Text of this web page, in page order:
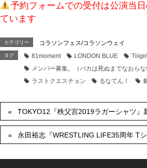
予約フォームでの受付は公演当
ています
カテゴリー コラソンフェス/コラソンウェイ
タグ 81moment LONDON BLUE Tiiigirl
メンバー募集。（バカは死ぬまでなおらな
ラストクエスチョン
るなてん！
TOKYO12『秩父宮2019ラガーシャツ』
永田裕志『WRESTLING LIFE35周年 T